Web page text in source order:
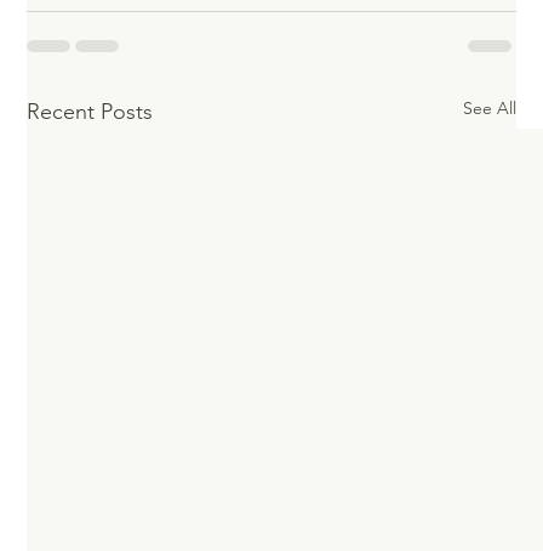
Recent Posts See All